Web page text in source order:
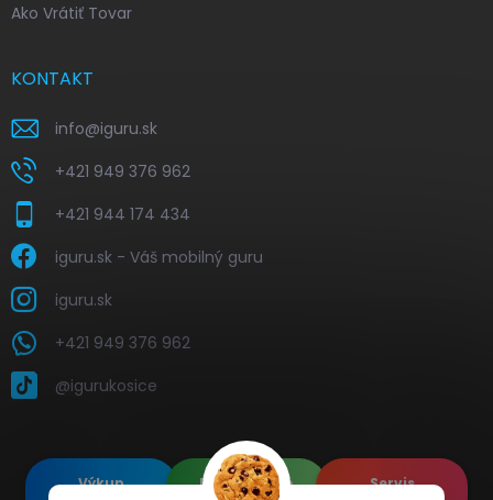
Ako Vrátiť Tovar
KONTAKT
info@iguru.sk
+421 949 376 962
+421 944 174 434
iguru.sk - Váš mobilný guru
iguru.sk
+421 949 376 962
@igurukosice
Výkup
Renovované
Servis